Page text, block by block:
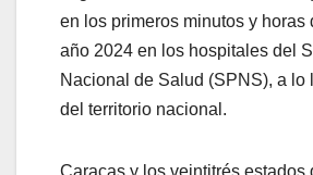
en los primeros minutos y horas
año 2024 en los hospitales del
Nacional de Salud (SPNS), a lo
del territorio nacional.
Caracas y los veintitrés estados